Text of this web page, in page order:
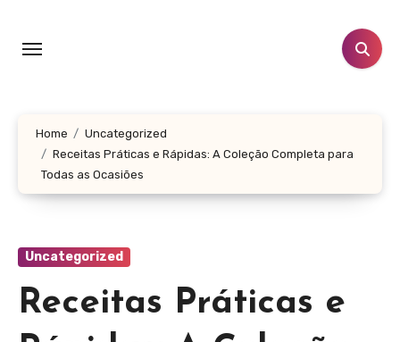
content
Home
Uncategorized
Receitas Práticas e Rápidas: A Coleção Completa para
Todas as Ocasiões
Uncategorized
Receitas Práticas e